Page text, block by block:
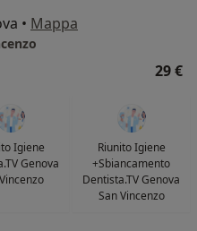
• Mappa
29 €
Igiene
Genova
Riunito Igiene
+Sbiancamento
Dentista.TV Genova
San Vincenzo